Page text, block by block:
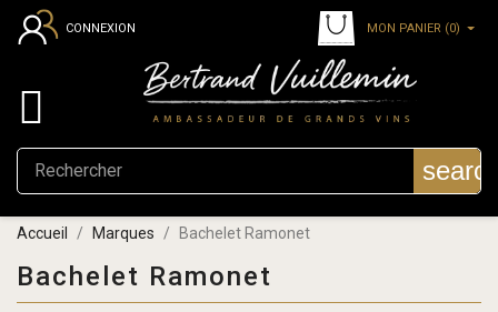
CONNEXION MON PANIER (0)

Accueil Marques Bachelet Ramonet
Bachelet Ramonet